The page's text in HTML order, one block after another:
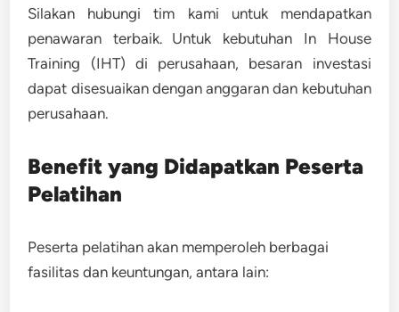
Silakan hubungi tim kami untuk mendapatkan
penawaran terbaik. Untuk kebutuhan In House
Training (IHT) di perusahaan, besaran investasi
dapat disesuaikan dengan anggaran dan kebutuhan
perusahaan.
Benefit yang Didapatkan Peserta
Pelatihan
Peserta pelatihan akan memperoleh berbagai
fasilitas dan keuntungan, antara lain: